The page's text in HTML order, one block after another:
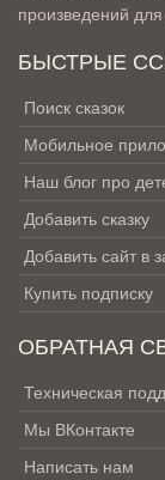
произведений
БЫСТРЫЕ
Поиск сказок
Мобильное
Наш блог про
Добавить сказку
Добавить сайт в
Купить подписку
ОБРАТНАЯ
Техническая
Мы ВКонтакте
Написать нам